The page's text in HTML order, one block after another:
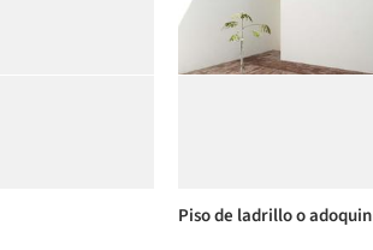
Piso de ladrillo o adoquin